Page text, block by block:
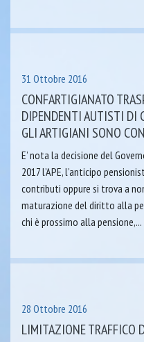
31 Ottobre 2016
CONFARTIGIANATO
DIPENDENTI AUTISTI DI
GLI ARTIGIANI SONO
E’ nota la decisione del
2017 l’APE, l’anticipo
contributi oppure si trova a
maturazione del diritto alla
chi è prossimo alla pensione,...
28 Ottobre 2016
LIMITAZIONE TRAFFICO